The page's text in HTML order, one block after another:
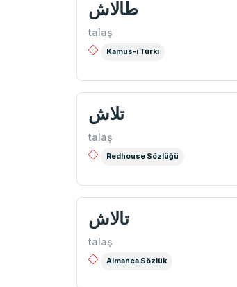
طالاش
talaş
Kamus-ı Türki
تلاش
talaş
Redhouse Sözlüğü
تالاش
talaş
Almanca Sözlük